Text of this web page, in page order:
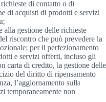
di contatto o di
di acquisti di prodotti e servizi
alla gestione delle richieste
riscontro che può prevedere la
per il perfezionamento
e servizi offerti, incluso gli
carta di credito, la gestione delle
del diritto di ripensamento
l’aggiornamento sulla
temporaneamente non